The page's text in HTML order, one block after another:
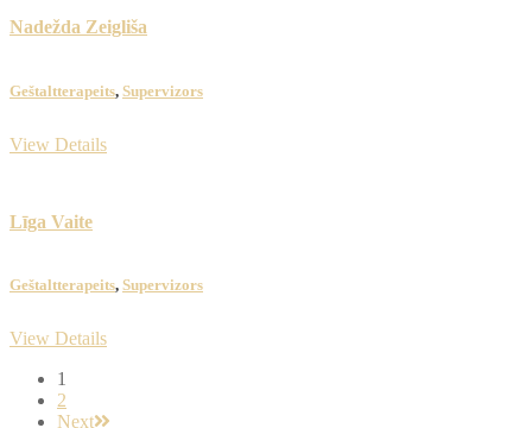
Nadežda Zeigliša
​Geštaltterapeits, Supervizors
View Details
Līga Vaite
​Geštaltterapeits, Supervizors
View Details
1
2
Next